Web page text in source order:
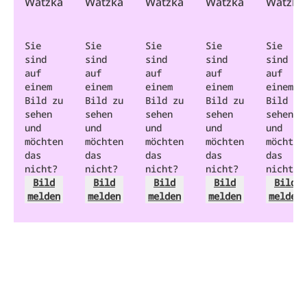
Sie
sind
auf
einem
Bild zu
sehen
und
möchten
das
nicht?
Bild
melden
Sie
sind
auf
einem
Bild zu
sehen
und
möchten
das
nicht?
Bild
melden
Sie
sind
auf
einem
Bild zu
sehen
und
möchten
das
nicht?
Bild
melden
Sie
sind
auf
einem
Bild zu
sehen
und
möchten
das
nicht?
Bild
melden
Sie
sind
auf
einem
Bild zu
sehen
und
möchten
das
nicht?
Bild
melden